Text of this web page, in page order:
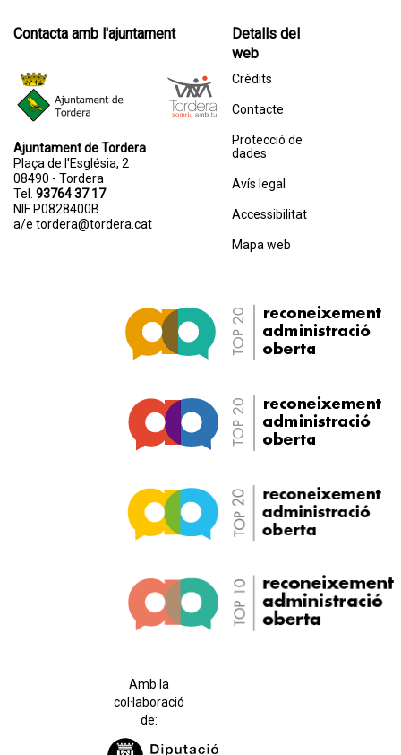
Contacta amb l'ajuntament
Ajuntament de Tordera
Plaça de l'Església, 2
08490 - Tordera
Tel. 93764 37 17
NIF P0828400B
a/e tordera@tordera.cat
Detalls del
web
Crèdits
Contacte
Protecció de
dades
Avís legal
Accessibilitat
Mapa web
Amb la
col·laboració
de: